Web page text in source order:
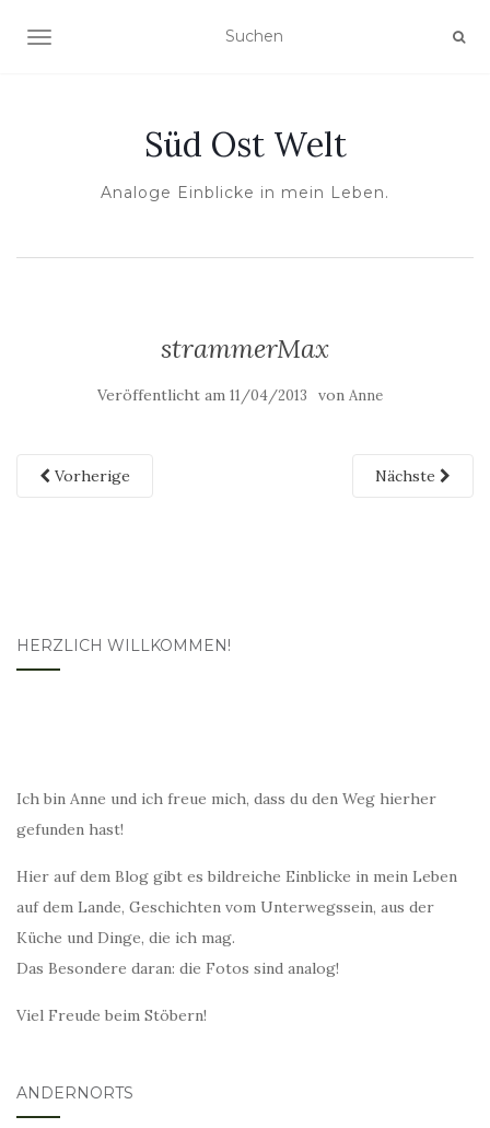
NAVIGATION UMSCHALTEN
Süd Ost Welt
Analoge Einblicke in mein Leben.
strammerMax
Veröffentlicht am 11/04/2013 von Anne
Vorherige Nächste
HERZLICH WILLKOMMEN!
Ich bin Anne und ich freue mich, dass du den Weg hierher
gefunden hast!
Hier auf dem Blog gibt es bildreiche Einblicke in mein Leben
auf dem Lande, Geschichten vom Unterwegssein, aus der
Küche und Dinge, die ich mag.
Das Besondere daran: die Fotos sind analog!
Viel Freude beim Stöbern!
ANDERNORTS